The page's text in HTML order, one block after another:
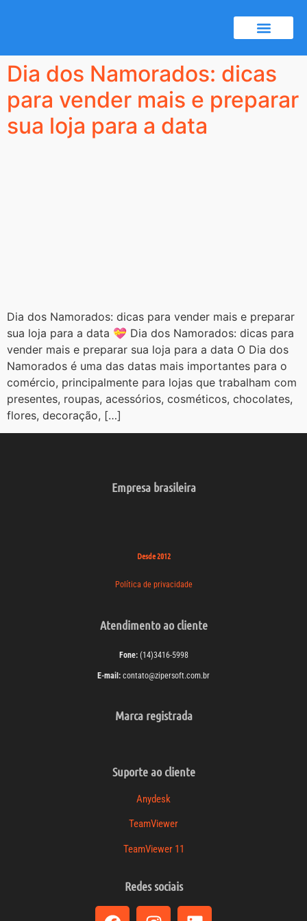
Dia dos Namorados: dicas
para vender mais e preparar
sua loja para a data
Dia dos Namorados: dicas para vender mais e preparar
sua loja para a data 💝 Dia dos Namorados: dicas para
vender mais e preparar sua loja para a data O Dia dos
Namorados é uma das datas mais importantes para o
comércio, principalmente para lojas que trabalham com
presentes, roupas, acessórios, cosméticos, chocolates,
flores, decoração, […]
Empresa brasileira
Desde 2012
Política de privacidade
Atendimento ao cliente
Fone: (14)3416-5998
E-mail: contato@zipersoft.com.br
Marca registrada
Suporte ao cliente
Anydesk
TeamViewer
TeamViewer 11
Redes sociais